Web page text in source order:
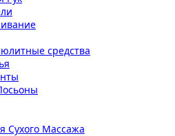
средства
Сухого Массажа